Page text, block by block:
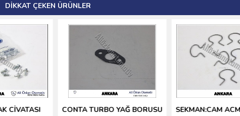
DIKKAT ÇEKEN ÜRÜNLER
CONTA TURBO YAĞ BORUSU SEKMAN:CAM ACMA KOLU(2)